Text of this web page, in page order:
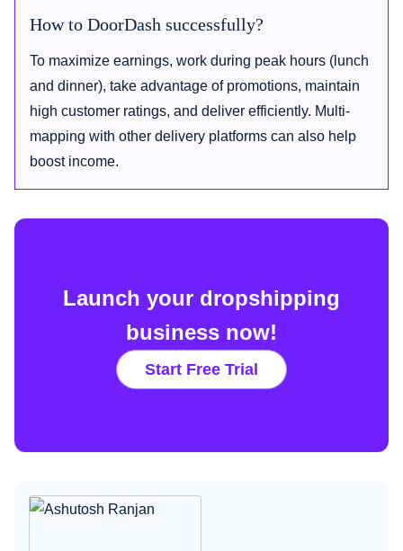
How to DoorDash successfully?
To maximize earnings, work during peak hours (lunch
and dinner), take advantage of promotions, maintain
high customer ratings, and deliver efficiently. Multi-
mapping with other delivery platforms can also help
boost income.
Launch your dropshipping
business now!
Start Free Trial